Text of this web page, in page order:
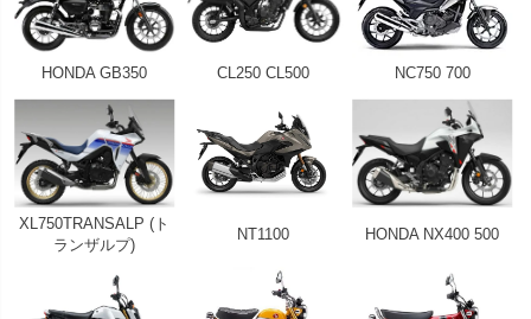
HONDA GB350 CL250 CL500 NC750 700
XL750TRANSALP (ト
ランザルプ)
NT1100 HONDA NX400 500